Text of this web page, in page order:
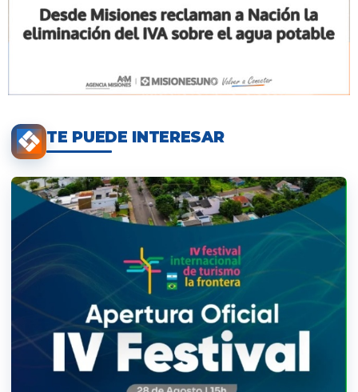
TE PUEDE INTERESAR